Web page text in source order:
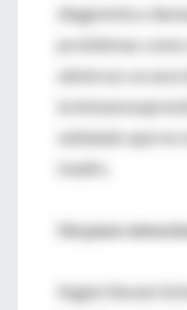
diagnóstico
problemas
adversos se
la
señalado que
madre.
Un paso
Según Steven